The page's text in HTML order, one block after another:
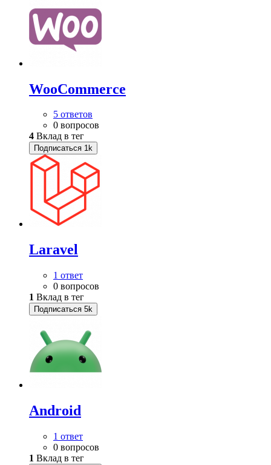
WooСommerce
5 ответов
0 вопросов
4 Вклад в тег
Подписаться 1k
Laravel
1 ответ
0 вопросов
1 Вклад в тег
Подписаться 5k
Android
1 ответ
0 вопросов
1 Вклад в тег